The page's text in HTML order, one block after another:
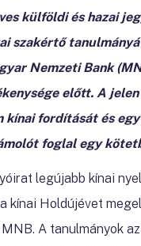
külföldi és hazai
szakértő
Nemzeti Bank
előtt. A
kínai fordítását és egy
foglal egy
legújabb kínai
kínai Holdújévet
A tanulmányok